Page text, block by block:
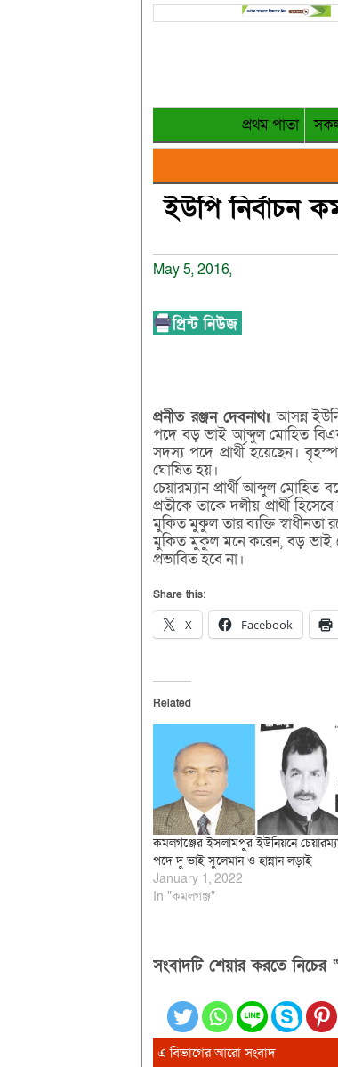
প্রথম পাতা
ইউপি নির্বাচন
May 5, 2016,
প্রনীত রঞ্জন দেবনাথ॥ আসন্ন
পদে বড় ভাই আব্দুল মোহিত
সদস্য পদে প্রার্থী হয়েছেন।
ঘোষিত হয়।
চেয়ারম্যান প্রার্থী আব্দুল
প্রতীকে তাকে দলীয় প্রার্থী
মুকিত মুকুল তার ব্যক্তি স্বাধীনতা
মুকিত মুকুল মনে করেন, বড় ভাই
প্রভাবিত হবে না।
Share this:
X Facebook
Related
কমলগঞ্জের ইসলামপুর ইউনিয়নে
পদে দু ভাই সুলেমান ও হান্নান লড়াই
January 1, 2022
In "কমলগঞ্জ"
সংবাদটি শেয়ার করতে নিচের
এ বিভাগের আরো সংবাদ